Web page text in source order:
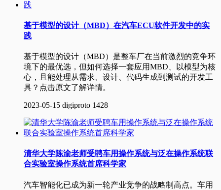
基于模型的设计（MBD）在汽车ECU软件开发中的实
践
基于模型的设计（MBD）是整车厂在当前激烈的竞争环
境下的最优选，但如何选择一套应用MBD、以模型为核
心，且能处理从需求、设计、代码生成到测试的开发工
具？点击原文了解详情。
2023-05-15 digiproto 1428
清华大学陈渝老师受聘车用操作系统与泛在操作系统联
合实验室操作系统首席科学家
汽车智能化已成为新一轮产业竞争的战略制高点。车用